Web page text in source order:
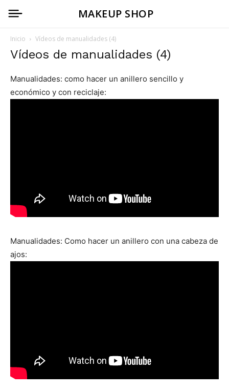
MAKEUP SHOP
Inicio Vídeos de manualidades (4)
Vídeos de manualidades (4)
Manualidades: como hacer un anillero sencillo y
económico y con reciclaje:
Manualidades: Como hacer un anillero con una cabeza de
ajos: